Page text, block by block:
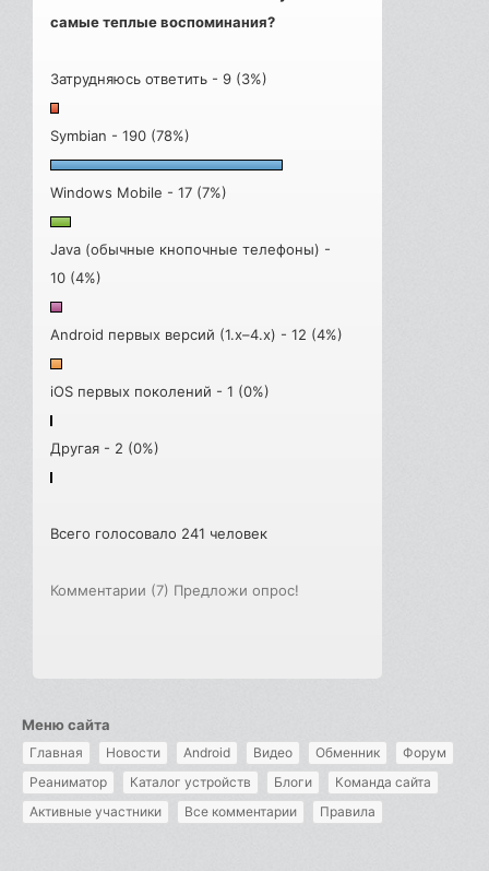
самые теплые воспоминания?
Затрудняюсь ответить - 9 (3%)
Symbian - 190 (78%)
Windows Mobile - 17 (7%)
Java (обычные кнопочные телефоны) -
10 (4%)
Android первых версий (1.x–4.x) - 12 (4%)
iOS первых поколений - 1 (0%)
Другая - 2 (0%)
Всего голосовало 241 человек
Комментарии (7) Предложи опрос!
Меню сайта
Главная Новости Android Видео Обменник
Форум
Реаниматор
Каталог устройств Блоги
Команда сайта
Активные участники
Все комментарии Правила